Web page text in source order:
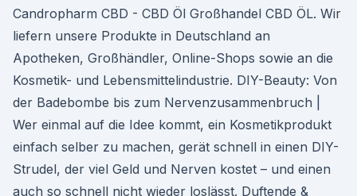
Candropharm CBD - CBD Öl Großhandel CBD ÖL. Wir
liefern unsere Produkte in Deutschland an
Apotheken, Großhändler, Online-Shops sowie an die
Kosmetik- und Lebensmittelindustrie. DIY-Beauty: Von
der Badebombe bis zum Nervenzusammenbruch |
Wer einmal auf die Idee kommt, ein Kosmetikprodukt
einfach selber zu machen, gerät schnell in einen DIY-
Strudel, der viel Geld und Nerven kostet – und einen
auch so schnell nicht wieder loslässt. Duftende &